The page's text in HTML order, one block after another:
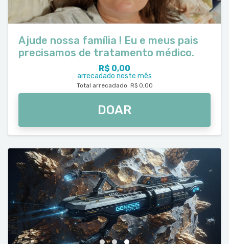
Ajude nossa família ! Eu e meus pais
precisamos de tratamento médico.
R$ 0,00
arrecadado neste mês
Total arrecadado: R$ 0,00
DOAR